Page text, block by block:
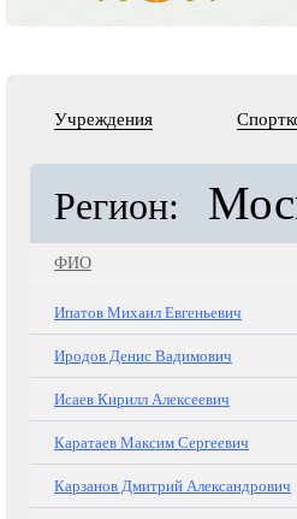
Учреждения
Регион:
ФИО
Ипатов Михаил Евгеньевич
Иродов Денис Вадимович
Исаев Кирилл Алексеевич
Каратаев Максим Сергеевич
Карзанов Дмитрий Александрович